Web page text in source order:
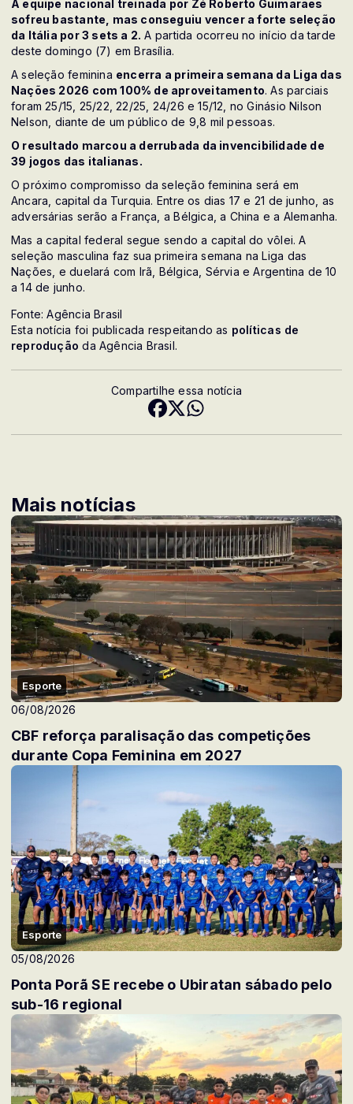
A equipe nacional treinada por Zé Roberto Guimarães
sofreu bastante, mas conseguiu vencer a forte seleção
da Itália por 3 sets a 2. A partida ocorreu no início da tarde
deste domingo (7) em Brasília.
A seleção feminina encerra a primeira semana da Liga das
Nações 2026 com 100% de aproveitamento. As parciais
foram 25/15, 25/22, 22/25, 24/26 e 15/12, no Ginásio Nilson
Nelson, diante de um público de 9,8 mil pessoas.
O resultado marcou a derrubada da invencibilidade de
39 jogos das italianas.
O próximo compromisso da seleção feminina será em
Ancara, capital da Turquia. Entre os dias 17 e 21 de junho, as
adversárias serão a França, a Bélgica, a China e a Alemanha.
Mas a capital federal segue sendo a capital do vôlei. A
seleção masculina faz sua primeira semana na Liga das
Nações, e duelará com Irã, Bélgica, Sérvia e Argentina de 10
a 14 de junho.
Fonte: Agência Brasil
Esta notícia foi publicada respeitando as políticas de
reprodução da Agência Brasil.
Compartilhe essa notícia
Mais notícias
Esporte
06/08/2026
CBF reforça paralisação das competições
durante Copa Feminina em 2027
Esporte
05/08/2026
Ponta Porã SE recebe o Ubiratan sábado pelo
sub-16 regional